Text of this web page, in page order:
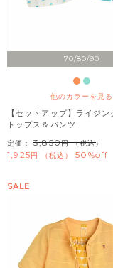
70/80/90
他のカラーを見る
【セットアップ】ライジ
トップス＆パンツ
定価： 3,850 （税込）
1,925 税込 50%off
SALE